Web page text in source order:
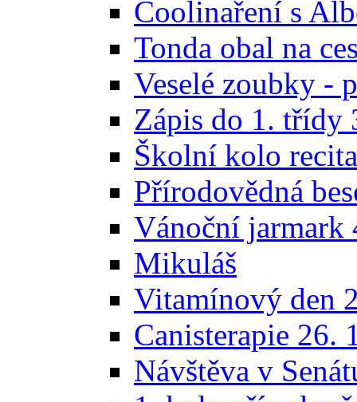
Coolinaření s
Tonda obal na
Veselé zoubky -
Zápis do 1. třídy
Školní kolo
Přírodovědná
Vánoční jarmark
Mikuláš
Vitamínový den
Canisterapie 26.
Návštěva v